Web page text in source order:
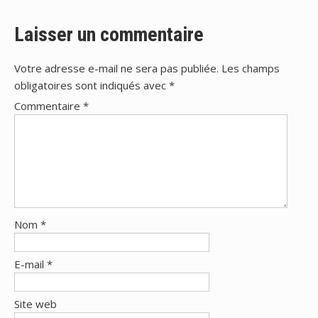
l’article
Laisser un commentaire
Votre adresse e-mail ne sera pas publiée. Les champs
obligatoires sont indiqués avec *
Commentaire *
Nom *
E-mail *
Site web